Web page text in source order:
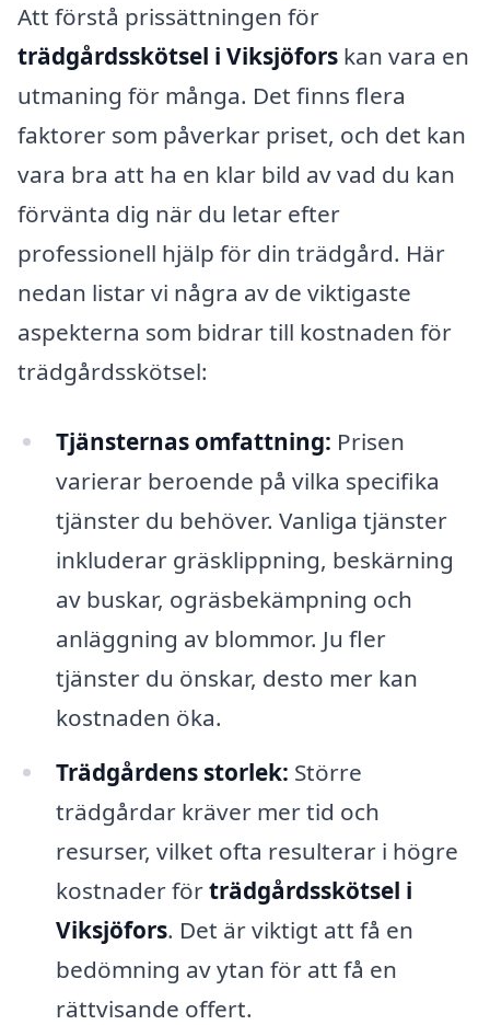
Att förstå prissättningen för
trädgårdsskötsel i Viksjöfors kan vara en
utmaning för många. Det finns flera
faktorer som påverkar priset, och det kan
vara bra att ha en klar bild av vad du kan
förvänta dig när du letar efter
professionell hjälp för din trädgård. Här
nedan listar vi några av de viktigaste
aspekterna som bidrar till kostnaden för
trädgårdsskötsel:
Tjänsternas omfattning: Prisen
varierar beroende på vilka specifika
tjänster du behöver. Vanliga tjänster
inkluderar gräsklippning, beskärning
av buskar, ogräsbekämpning och
anläggning av blommor. Ju fler
tjänster du önskar, desto mer kan
kostnaden öka.
Trädgårdens storlek: Större
trädgårdar kräver mer tid och
resurser, vilket ofta resulterar i högre
kostnader förträdgårdsskötsel i
Viksjöfors. Det är viktigt att få en
bedömning av ytan för att få en
rättvisande offert.